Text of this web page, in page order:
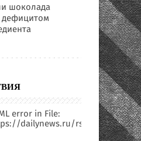
шоколада
дефицитом
dailynews.ru/rssfull.xml